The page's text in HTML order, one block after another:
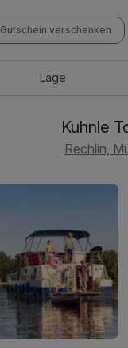
Gutschein verschenken
Lage
Kuhnle
Rechlin,